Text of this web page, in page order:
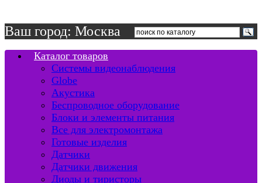
Ваш город: Москва
Каталог товаров
Системы видеонаблюдения
Globe
Акустика
Беспроводное оборудование
Блоки и элементы питания
Все для электромонтажа
Готовые изделия
Датчики
Датчики движения
Диоды и тиристоры